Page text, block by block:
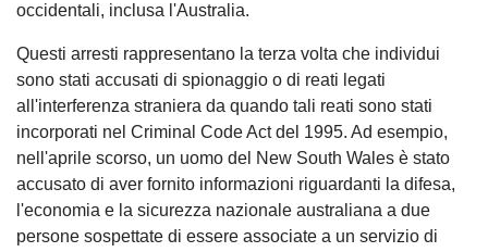
occidentali, inclusa l'Australia.
Questi arresti rappresentano la terza volta che individui
sono stati accusati di spionaggio o di reati legati
all'interferenza straniera da quando tali reati sono stati
incorporati nel Criminal Code Act del 1995. Ad esempio,
nell'aprile scorso, un uomo del New South Wales è stato
accusato di aver fornito informazioni riguardanti la difesa,
l'economia e la sicurezza nazionale australiana a due
persone sospettate di essere associate a un servizio di